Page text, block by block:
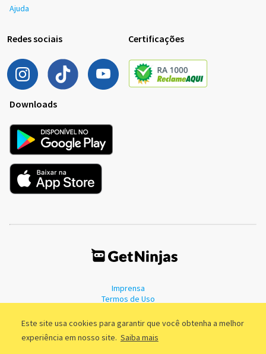
Este site usa cookies para garantir que você obtenha a melhor
experiência em nosso site. Saiba mais
Ajuda
Redes sociais Certificações
Downloads
Imprensa
Termos de Uso